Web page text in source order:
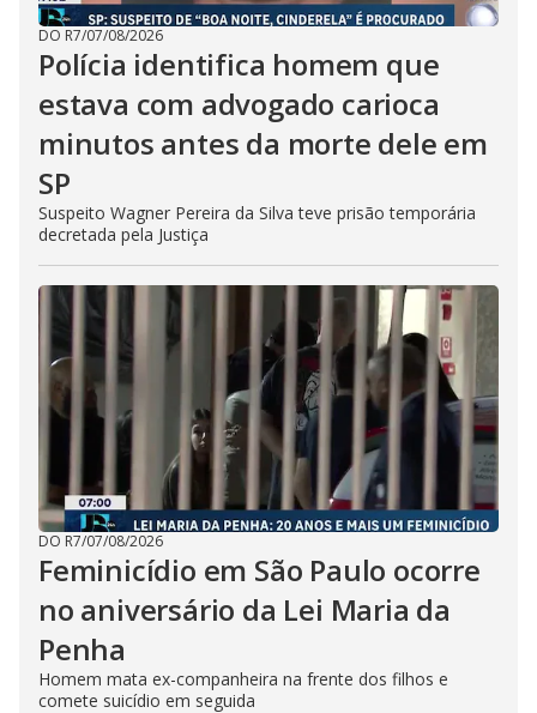
DO R7/07/08/2026
Polícia identifica homem que
estava com advogado carioca
minutos antes da morte dele em
SP
Suspeito Wagner Pereira da Silva teve prisão temporária
decretada pela Justiça
DO R7/07/08/2026
Feminicídio em São Paulo ocorre
no aniversário da Lei Maria da
Penha
Homem mata ex-companheira na frente dos filhos e
comete suicídio em seguida